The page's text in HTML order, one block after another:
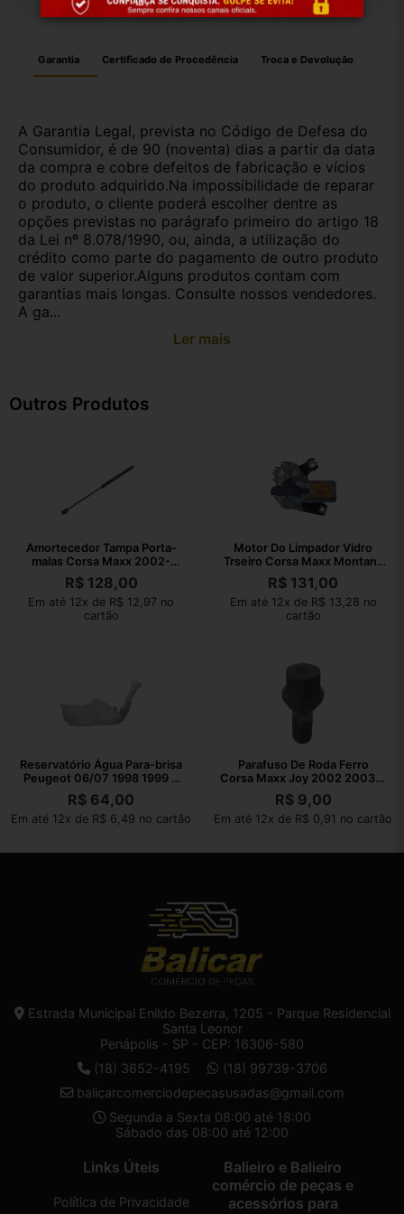
Garantia Certificado de Procedência Troca e Devolução
A Garantia Legal, prevista no Código de Defesa do
Consumidor, é de 90 (noventa) dias a partir da data
da compra e cobre defeitos de fabricação e vícios
do produto adquirido.Na impossibilidade de reparar
o produto, o cliente poderá escolher dentre as
opções previstas no parágrafo primeiro do artigo 18
da Lei nº 8.078/1990, ou, ainda, a utilização do
crédito como parte do pagamento de outro produto
de valor superior.Alguns produtos contam com
garantias mais longas. Consulte nossos vendedores.
A ga...
Ler mais
Outros Produtos
Amortecedor Tampa Porta-
malas Corsa Maxx 2002-
2012
R$128,00
Em até 12x de R$ 12,97 no
cartão
Motor Do Limpador Vidro
Trseiro Corsa Maxx Montana
02/10
R$ 131,00
Em até 12x de R$ 13,28 no
cartão
Reservatório Água Para-brisa
Peugeot 06/07 1998 1999 A
2012
R$ 64,00
Em até 12x de R$ 6,49 no cartão
Parafuso De Roda Ferro
Corsa Maxx Joy 2002 2003 A
2008
R$9,00
Em até 12x de R$ 0,91 no cartão
Estrada Municipal Enildo Bezerra, 1205 - Parque Residencial
Santa Leonor
Penápolis - SP - CEP: 16306-580
(18) 3652-4195
(18) 99739-3706
balicarcomerciodepecasusadas@gmail.com
Segunda a Sexta 08:00 até 18:00
Sábado das 08:00 até 12:00
Links Úteis
Política de Privacidade
Balieiro e Balieiro
comércio de peças e
acessórios para